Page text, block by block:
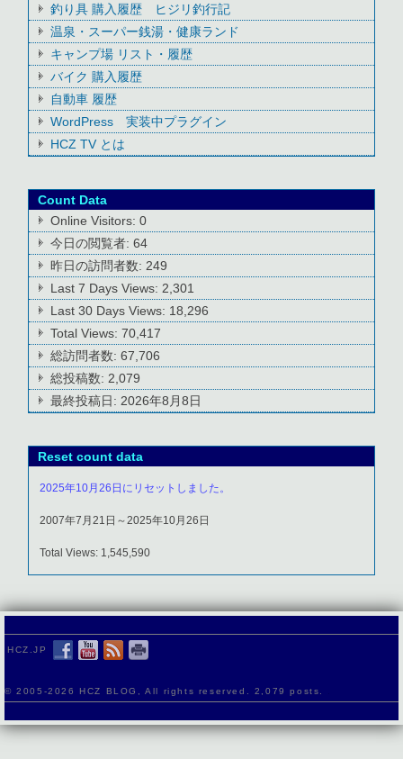
釣り具 購入履歴 ヒジリ釣行記
温泉・スーパー銭湯・健康ランド
キャンプ場 リスト・履歴
バイク 購入履歴
自動車 履歴
WordPress 実装中プラグイン
HCZ TV とは
Count Data
Online Visitors:0
今日の閲覧者:64
昨日の訪問者数: 249
Last 7 Days Views: 2,301
Last 30 Days Views: 18,296
Total Views:70,417
総訪問者数:67,706
総投稿数: 2,079
最終投稿日: 2026年8月8日
Reset count data
2025年10月26日にリセットしました。
2007年7月21日～2025年10月26日
Total Views: 1,545,590
HCZ.JP
© 2005-2026 HCZ BLOG, All rights reserved. 2,079 posts.